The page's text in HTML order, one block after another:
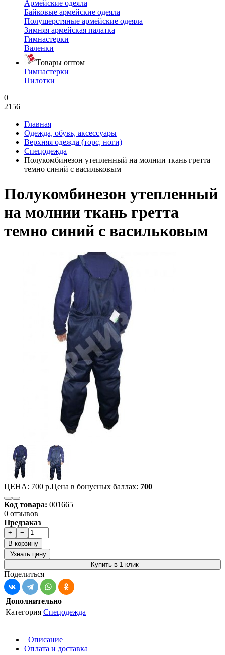
Армейские одеяла
Байковые армейские одеяла
Полушерстяные армейские одеяла
Зимняя армейская палатка
Гимнастерки
Валенки
Товары оптом
Гимнастерки
Пилотки
0
2156
Главная
Одежда, обувь, аксессуары
Верхняя одежда (торс, ноги)
Спецодежда
Полукомбинезон утепленный на молнии ткань гретта
темно синий с васильковым
Полукомбинезон утепленный
на молнии ткань гретта
темно синий с васильковым
ЦЕНА: 700 р.Цена в бонусных баллах: 700
Код товара: 001665
0 отзывов
Предзаказ
+
−
В корзину
Узнать цену
Купить в 1 клик
Поделиться
Дополнительно
Категория Спецодежда
Описание
Оплата и доставка